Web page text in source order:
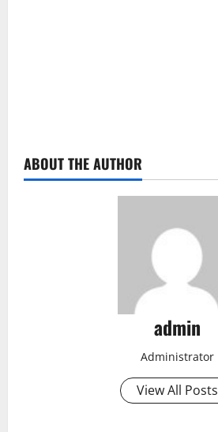
ABOUT THE AUTHOR
admin
Administrator
View All Posts